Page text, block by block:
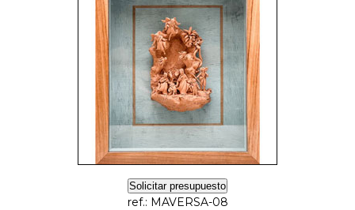
Solicitar presupuesto
ref.: MAVERSA-08